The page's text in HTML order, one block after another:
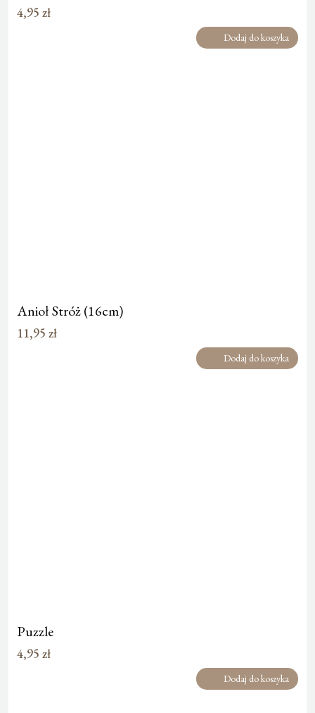
4,95 zł
Dodaj do koszyka
Anioł Stróż (16cm)
11,95 zł
Dodaj do koszyka
Puzzle
4,95 zł
Dodaj do koszyka